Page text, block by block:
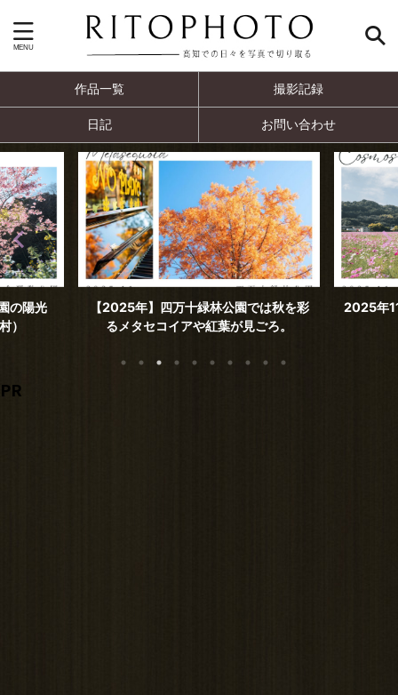
作品一覧 撮影記録
日記 お問い合わせ
秋を彩
ろ。
2025年11月撮影 見頃を迎えた高須のコ
スモス（高知市）
2025年
PR